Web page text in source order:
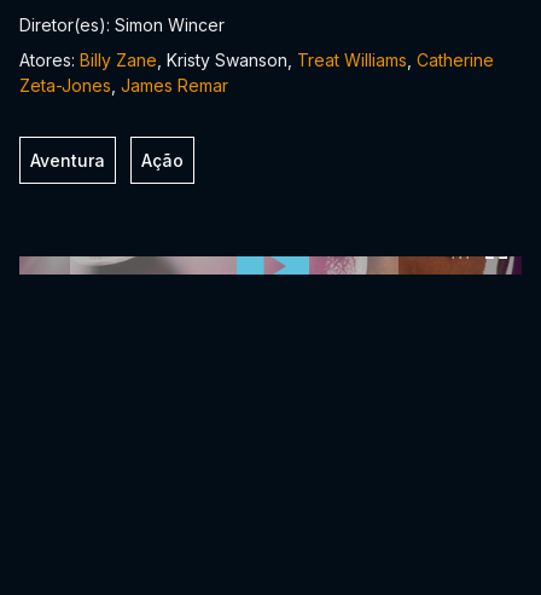
Diretor(es): Simon Wincer
Atores: Billy Zane , Kristy Swanson, Treat Williams Catherine
Zeta-Jones James Remar
Aventura Ação